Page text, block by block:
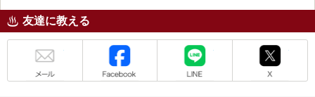
友達に教える